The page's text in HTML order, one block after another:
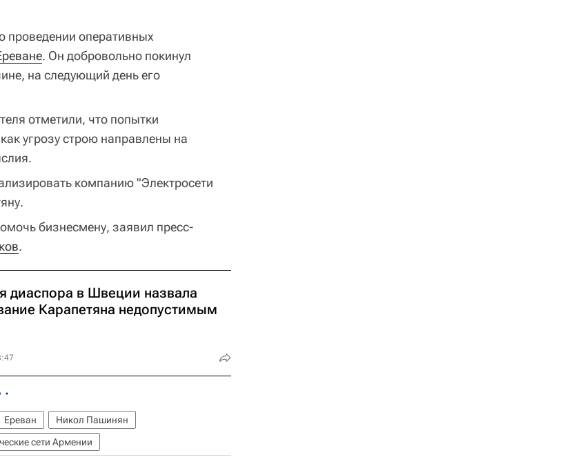
оперативных
. Он добровольно покинул
на следующий день его
отметили, что попытки
угрозу строю направлены на
компанию "Электросети
бизнесмену, заявил пресс-
.
диаспора в Швеции назвала
Карапетяна недопустимым
Ереван
Никол Пашинян
сети Армении